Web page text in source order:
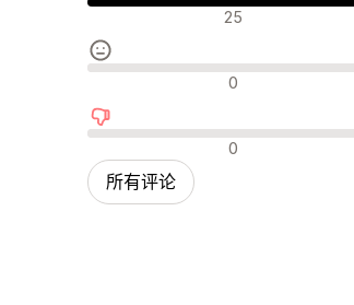
好评 25
中评 0
差评 0
所有评论